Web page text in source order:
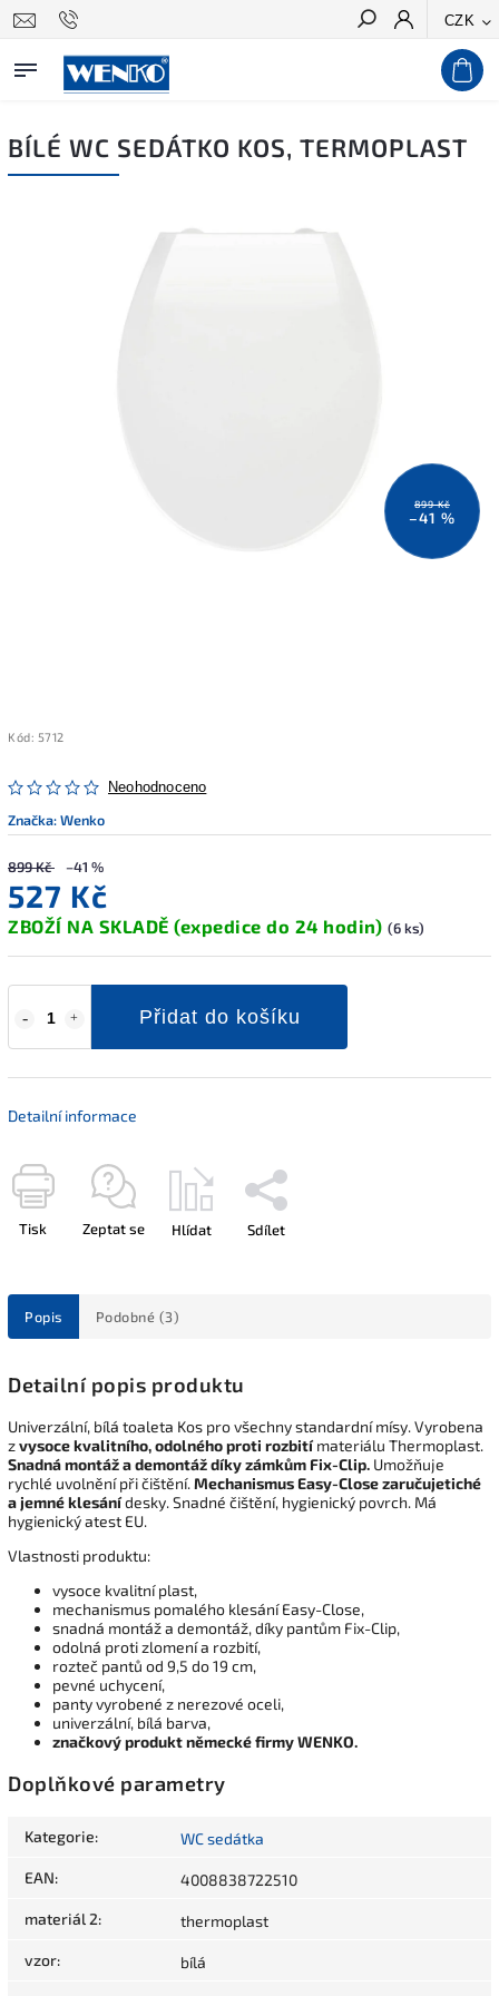
CZK
Hledat
BÍLÉ WC SEDÁTKO KOS, TERMOPLAST
899 Kč
–41 %
Kód: 5712
Neohodnoceno
Značka:Wenko
899 Kč –41 %
527 Kč
ZBOŽÍ NA SKLADĚ (expedice do 24 hodin) (6 ks)
Přidat do košíku
Detailní informace
Tisk Zeptat se Hlídat Sdílet
Popis Podobné (3)
Detailní popis produktu
Univerzální, bílá toaleta Kos pro všechny standardní mísy. Vyrobena
zvysoce kvalitního, odolného proti rozbitímateriálu Thermoplast.
Snadná montáž a demontáž díky zámkům Fix-Clip. Umožňuje
rychlé uvolnění při čištění.Mechanismus Easy-Close zaručujetiché
a jemné klesánídesky. Snadné čištění, hygienický povrch. Má
hygienický atest EU.
Vlastnosti produktu:
vysoce kvalitní plast,
mechanismus pomalého klesání Easy-Close,
snadná montáž a demontáž, díky pantům Fix-Clip,
odolná proti zlomení a rozbití,
rozteč pantů od 9,5 do 19 cm,
pevné uchycení,
panty vyrobené z nerezové oceli,
univerzální, bílá barva,
značkový produkt německé firmy WENKO.
Doplňkové parametry
Kategorie: WC sedátka
EAN: 4008838722510
materiál 2: thermoplast
vzor: bílá